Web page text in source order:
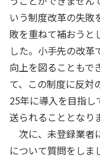
いう制度改革の失敗
敗を重ねて補おうと
した。小手先の改革
向上を図ることもで
て、この制度に反対
25年に導入を目指
送られることとなり
次に、未登録業者
について質問をしま